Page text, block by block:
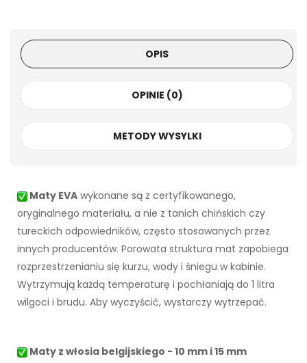
OPIS
OPINIE (0)
METODY WYSYLKI
Maty EVA wykonane są z certyfikowanego,
oryginalnego materiału, a nie z tanich chińskich czy
tureckich odpowiedników, często stosowanych przez
innych producentów. Porowata struktura mat zapobiega
rozprzestrzenianiu się kurzu, wody i śniegu w kabinie.
Wytrzymują każdą temperaturę i pochłaniają do 1 litra
wilgoci i brudu. Aby wyczyścić, wystarczy wytrzepać.
Maty z włosia belgijskiego - 10 mm i 15 mm